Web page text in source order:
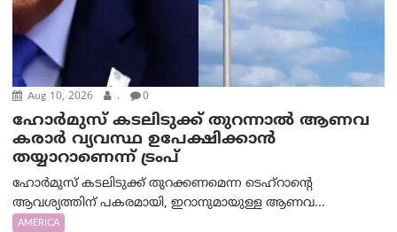
Aug 10, 2026 . 0
ഹോർമുസ് കടലിടുക്ക് തുറന്നാൽ ആണവ
കരാർ വ്യവസ്ഥ ഉപേക്ഷിക്കാൻ
തയ്യാറാണെന്ന് ട്രം‌പ്
ഹോർമുസ് കടലിടുക്ക് തുറക്കണമെന്ന ടെഹ്‌റാന്റെ
ആവശ്യത്തിന് പകരമായി, ഇറാനുമായുള്ള ആണവ...
AMERICA